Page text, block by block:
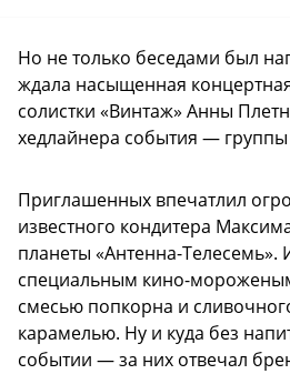
Но не только беседами был
ждала насыщенная
солистки «Винтаж» Анны
хедлайнера события — группы
Приглашенных впечатлил
известного кондитера
планеты «Антенна-Телесемь».
специальным кино-
смесью попкорна и
карамелью. Ну и куда без
событии — за них отвечал